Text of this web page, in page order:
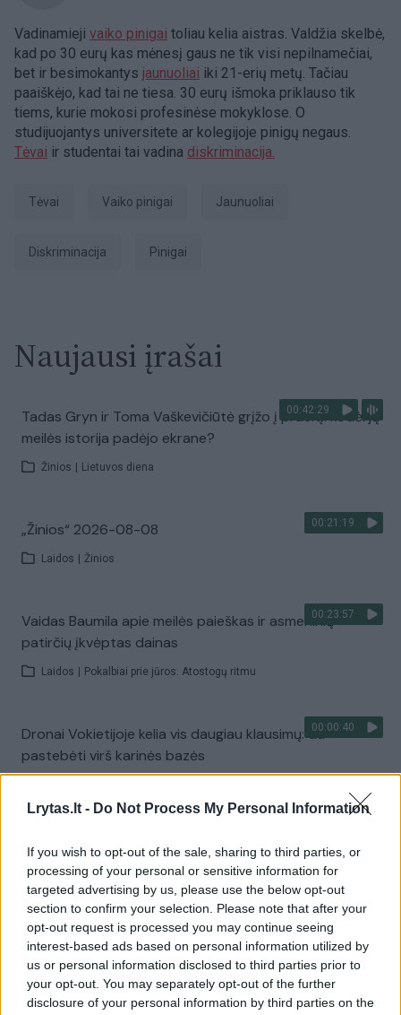
Lrytas.lt - Do Not Process My Personal Information
If you wish to opt-out of the sale, sharing to third parties, or
processing of your personal or sensitive information for
targeted advertising by us, please use the below opt-out
section to confirm your selection. Please note that after your
opt-out request is processed you may continue seeing
interest-based ads based on personal information utilized by
us or personal information disclosed to third parties prior to
your opt-out. You may separately opt-out of the further
disclosure of your personal information by third parties on the
Vadinamieji vaiko pinigai toliau kelia aistras. Valdžia skelbė,
kad po 30 eurų kas mėnesį gaus ne tik visi nepilnamečiai,
bet ir besimokantys jaunuoliai iki 21-erių metų. Tačiau
paaiškėjo, kad tai ne tiesa. 30 eurų išmoka priklauso tik
tiems, kurie mokosi profesinėse mokyklose. O
studijuojantys universitete ar kolegijoje pinigų negaus.
Tėvai ir studentai tai vadina diskriminacija.
tėvai vaiko pinigai jaunuoliai
diskriminacija Pinigai
Naujausi įrašai
00:42:29
Tadas Gryn ir Toma Vaškevičiūtė grįžo į praeitį: kodėl jų
meilės istorija padėjo ekrane?
Žinios Lietuvos diena
00:21:19
„Žinios“ 2026-08-08
Laidos Žinios
00:23:57
Vaidas Baumila apie meilės paieškas ir asmeninių
patirčių įkvėptas dainas
Laidos Pokalbiai prie jūros. Atostogų ritmu
00:00:40
Dronai Vokietijoje kelia vis daugiau klausimų: du
pastebėti virš karinės bazės
Visi įrašai
Žiūrimiausi įrašai
00:00:30
Vaizdai iš tragiškos avarijos Vilniaus r.: dviejų moterų ir